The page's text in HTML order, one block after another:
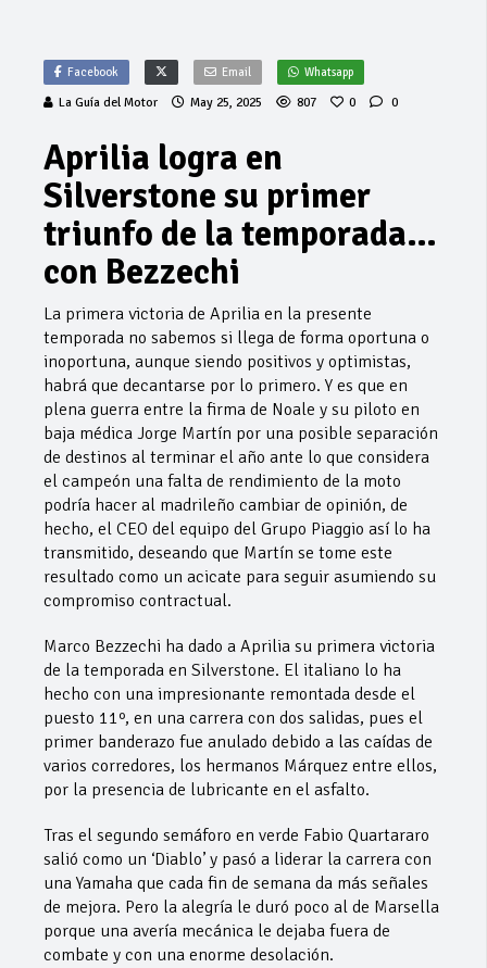
Facebook Email Whatsapp
La Guía del Motor May 25, 2025 807 0 0
Aprilia logra en
Silverstone su primer
triunfo de la temporada…
con Bezzechi
La primera victoria de Aprilia en la presente
temporada no sabemos si llega de forma oportuna o
inoportuna, aunque siendo positivos y optimistas,
habrá que decantarse por lo primero. Y es que en
plena guerra entre la firma de Noale y su piloto en
baja médica Jorge Martín por una posible separación
de destinos al terminar el año ante lo que considera
el campeón una falta de rendimiento de la moto
podría hacer al madrileño cambiar de opinión, de
hecho, el CEO del equipo del Grupo Piaggio así lo ha
transmitido, deseando que Martín se tome este
resultado como un acicate para seguir asumiendo su
compromiso contractual.
Marco Bezzechi ha dado a Aprilia su primera victoria
de la temporada en Silverstone. El italiano lo ha
hecho con una impresionante remontada desde el
puesto 11º, en una carrera con dos salidas, pues el
primer banderazo fue anulado debido a las caídas de
varios corredores, los hermanos Márquez entre ellos,
por la presencia de lubricante en el asfalto.
Tras el segundo semáforo en verde Fabio Quartararo
salió como un ‘Diablo’ y pasó a liderar la carrera con
una Yamaha que cada fin de semana da más señales
de mejora. Pero la alegría le duró poco al de Marsella
porque una avería mecánica le dejaba fuera de
combate y con una enorme desolación.